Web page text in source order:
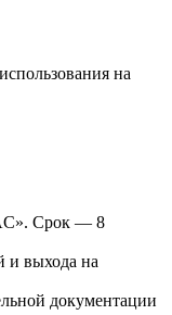
на
Срок — 8
и выхода на
документации